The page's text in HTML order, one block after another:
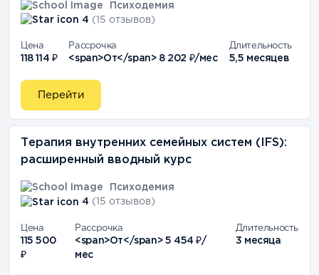
Психодемия
4 (15 отзывов)
Цена
118 114 ₽
Рассрочка
<span>От</span> 8 202 ₽/мес
Длительность
5,5 месяцев
Перейти
Терапия внутренних семейных систем (IFS):
расширенный вводный курс
Психодемия
4 (15 отзывов)
Цена
115 500
₽
Рассрочка
<span>От</span> 5 454 ₽/
мес
Длительность
3 месяца